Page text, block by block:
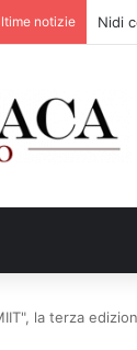
notizie Nidi
la terza